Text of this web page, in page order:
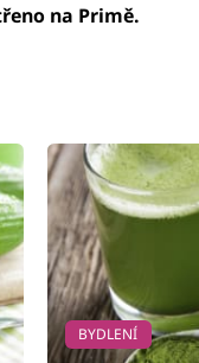
na Primě.
BYDLENÍ